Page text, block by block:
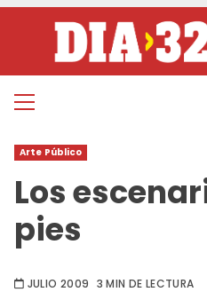
contenido
Menú
Arte Público
Los
pies
JULIO 2009 3 MIN DE LECTURA